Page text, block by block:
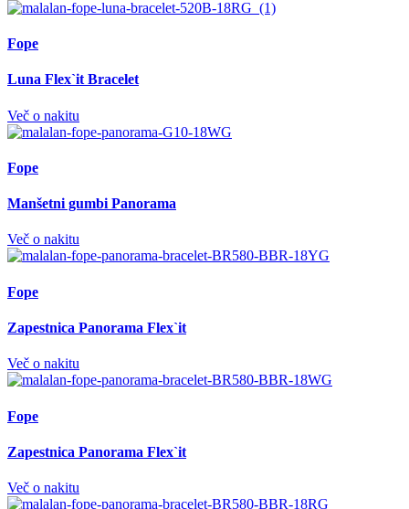
Fope
Luna Flex`it Bracelet
Več o nakitu
Fope
Manšetni gumbi Panorama
Več o nakitu
Fope
Zapestnica Panorama Flex`it
Več o nakitu
Fope
Zapestnica Panorama Flex`it
Več o nakitu